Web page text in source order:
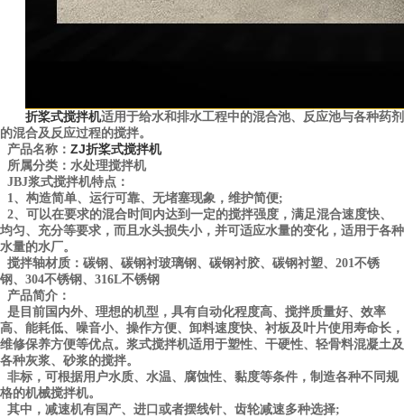
折桨式搅拌机适用于给水和排水工程中的混合池、反应池与各种药剂
的混合及反应过程的搅拌。
产品名称： ZJ折桨式搅拌机
所属分类：水处理搅拌机
JBJ浆式搅拌机特点：
1、构造简单、运行可靠、无堵塞现象，维护简便;
2、可以在要求的混合时间内达到一定的搅拌强度，满足混合速度快、
均匀、充分等要求，而且水头损失小，并可适应水量的变化，适用于各种
水量的水厂。
搅拌轴材质：碳钢、碳钢衬玻璃钢、碳钢衬胶、碳钢衬塑、201不锈
钢、304不锈钢、316L不锈钢
产品简介：
是目前国内外、理想的机型，具有自动化程度高、搅拌质量好、效率
高、能耗低、噪音小、操作方便、卸料速度快、衬板及叶片使用寿命长，
维修保养方便等优点。浆式搅拌机适用于塑性、干硬性、轻骨料混凝土及
各种灰浆、砂浆的搅拌。
非标，可根据用户水质、水温、腐蚀性、黏度等条件，制造各种不同规
格的机械搅拌机。
其中，减速机有国产、进口或者摆线针、齿轮减速多种选择;